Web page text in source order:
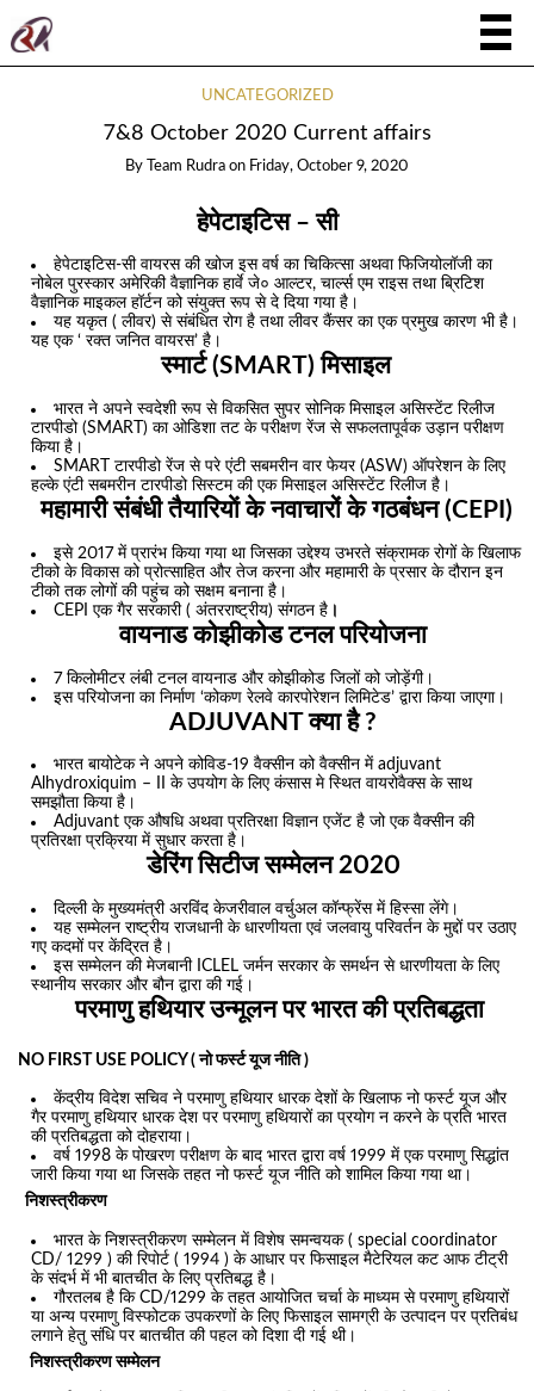
UNCATEGORIZED
7&8 October 2020 Current affairs
By Team Rudra on Friday, October 9, 2020
हेपेटाइटिस – सी
हेपेटाइटिस-सी वायरस की खोज इस वर्ष का चिकित्सा अथवा फिजियोलॉजी का
नोबेल पुरस्कार अमेरिकी वैज्ञानिक हार्वे जे० आल्टर, चार्ल्स एम राइस तथा ब्रिटिश
वैज्ञानिक माइकल हॉर्टन को संयुक्त रूप से दे दिया गया है।
यह यकृत ( लीवर) से संबंधित रोग है तथा लीवर कैंसर का एक प्रमुख कारण भी है।
यह एक ‘ रक्त जनित वायरस’ है।
स्मार्ट (SMART) मिसाइल
भारत ने अपने स्वदेशी रूप से विकसित सुपर सोनिक मिसाइल असिस्टेंट रिलीज
टारपीडो (SMART) का ओडिशा तट के परीक्षण रेंज से सफलतापूर्वक उड़ान परीक्षण
किया है।
SMART टारपीडो रेंज से परे एंटी सबमरीन वार फेयर (ASW) ऑपरेशन के लिए
हल्के एंटी सबमरीन टारपीडो सिस्टम की एक मिसाइल असिस्टेंट रिलीज है।
महामारी संबंधी तैयारियाें के नवाचारों के गठबंधन (CEPI)
इसे 2017 में प्रारंभ किया गया था जिसका उद्देश्य उभरते संक्रामक रोगों के खिलाफ
टीको के विकास को प्रोत्साहित और तेज करना और महामारी के प्रसार के दौरान इन
टीको तक लोगों की पहुंच को सक्षम बनाना है।
CEPI एक गैर सरकारी ( अंतरराष्ट्रीय) संगठन है ।
वायनाड कोझीकोड टनल परियोजना
7 किलोमीटर लंबी टनल वायनाड और कोझीकोड जिलों को जोड़ेंगी।
इस परियोजना का निर्माण ‘कोकण रेलवे कारपोरेशन लिमिटेड’ द्वारा किया जाएगा।
ADJUVANT क्या है ?
भारत बायोटेक ने अपने कोविड-19 वैक्सीन को वैक्सीन में adjuvant
Alhydroxiquim – II के उपयोग के लिए कंसास मे स्थित वायरोवैक्स के साथ
समझौता किया है।
Adjuvant एक औषधि अथवा प्रतिरक्षा विज्ञान एजेंट है जो एक वैक्सीन की
प्रतिरक्षा प्रक्रिया में सुधार करता है।
डेरिंग सिटीज सम्मेलन 2020
दिल्ली के मुख्यमंत्री अरविंद केजरीवाल वर्चुअल कॉन्फ्रेंस में हिस्सा लेंगे।
यह सम्मेलन राष्ट्रीय राजधानी के धारणीयता एवं जलवायु परिवर्तन के मुद्दों पर उठाए
गए कदमों पर केंद्रित है।
इस सम्मेलन की मेजबानी ICLEL जर्मन सरकार के समर्थन से धारणीयता के लिए
स्थानीय सरकार और बौन द्वारा की गई।
परमाणु हथियार उन्मूलन पर भारत की प्रतिबद्धता
NO FIRST USE POLICY ( नो फर्स्ट यूज नीति )
केंद्रीय विदेश सचिव ने परमाणु हथियार धारक देशों के खिलाफ नो फर्स्ट यूज और
गैर परमाणु हथियार धारक देश पर परमाणु हथियारों का प्रयोग न करने के प्रति भारत
की प्रतिबद्धता को दोहराया।
वर्ष 1998 के पोखरण परीक्षण के बाद भारत द्वारा वर्ष 1999 में एक परमाणु सिद्धांत
जारी किया गया था जिसके तहत नो फर्स्ट यूज नीति को शामिल किया गया था।
निशस्त्रीकरण
भारत के निशस्त्रीकरण सम्मेलन में विशेष समन्वयक ( special coordinator
CD/ 1299 ) की रिपोर्ट ( 1994 ) के आधार पर फिसाइल मैटेरियल कट आफ टीट्री
के संदर्भ में भी बातचीत के लिए प्रतिबद्ध है।
गौरतलब है कि CD/1299 के तहत आयोजित चर्चा के माध्यम से परमाणु हथियारों
या अन्य परमाणु विस्फोटक उपकरणों के लिए फिसाइल सामग्री के उत्पादन पर प्रतिबंध
लगाने हेतु संधि पर बातचीत की पहल को दिशा दी गई थी।
निशस्त्रीकरण सम्मेलन